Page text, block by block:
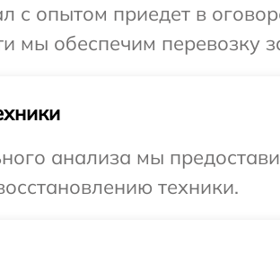
с опытом приедет в
мы обеспечим перевозку
анализа мы
техники.